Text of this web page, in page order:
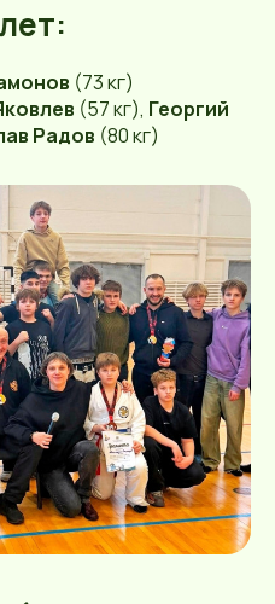
(73 кг)
(57 кг), Георгий
Радов (80 кг)